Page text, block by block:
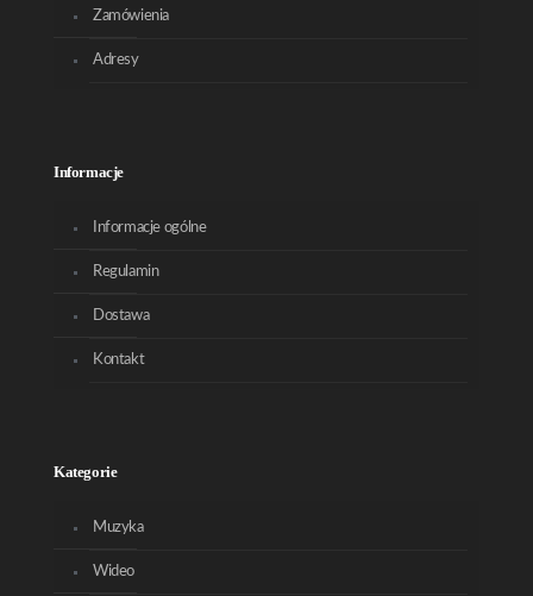
Zamówienia
Adresy
Informacje
Informacje ogólne
Regulamin
Dostawa
Kontakt
Kategorie
Muzyka
Wideo